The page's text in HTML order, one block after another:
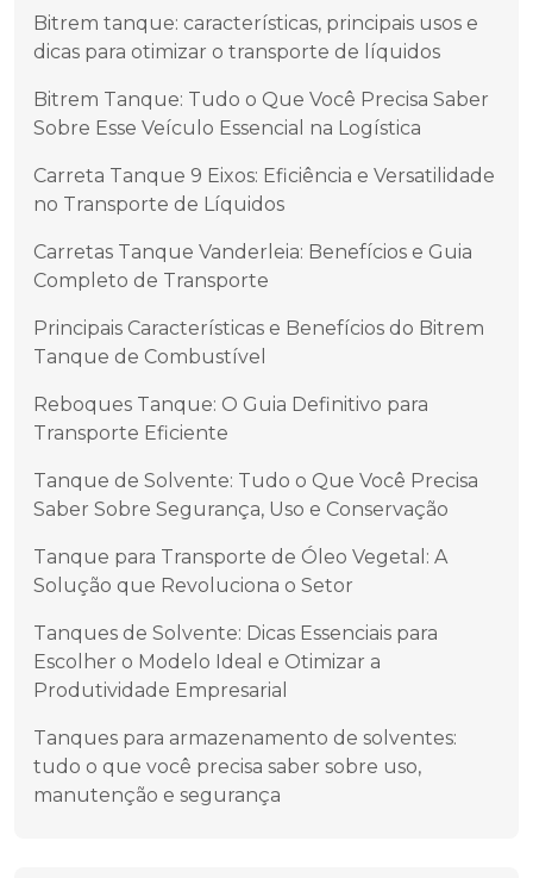
Bitrem tanque: características, principais usos e
dicas para otimizar o transporte de líquidos
Bitrem Tanque: Tudo o Que Você Precisa Saber
Sobre Esse Veículo Essencial na Logística
Carreta Tanque 9 Eixos: Eficiência e Versatilidade
no Transporte de Líquidos
Carretas Tanque Vanderleia: Benefícios e Guia
Completo de Transporte
Principais Características e Benefícios do Bitrem
Tanque de Combustível
Reboques Tanque: O Guia Definitivo para
Transporte Eficiente
Tanque de Solvente: Tudo o Que Você Precisa
Saber Sobre Segurança, Uso e Conservação
Tanque para Transporte de Óleo Vegetal: A
Solução que Revoluciona o Setor
Tanques de Solvente: Dicas Essenciais para
Escolher o Modelo Ideal e Otimizar a
Produtividade Empresarial
Tanques para armazenamento de solventes:
tudo o que você precisa saber sobre uso,
manutenção e segurança